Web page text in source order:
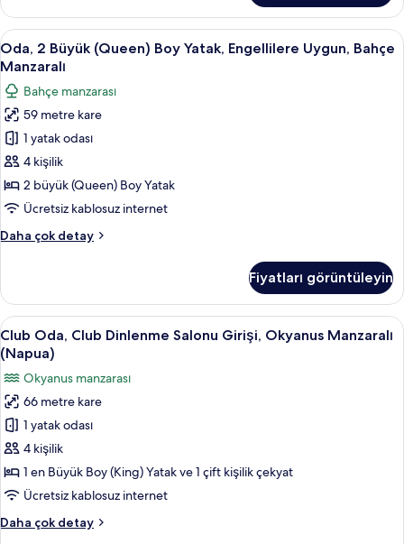
Okyanus
Manzaralı
(Wailea)
hakkında
fazla
detay
Oda,
2
Büyük
(Queen)
Boy
Yatak,
Engellilere
Uygun,
Bahçe
için
görün
Dijital TV kanalları bulunan 65 inç
3
Oda, 2 Büyük (Queen) Boy Yatak, Engellilere Uygun, Bahçe
Manzaralı
Bahçe manzarası
59 metre kare
1 yatak odası
4 kişilik
2 büyük (Queen) Boy Yatak
Ücretsiz kablosuz internet
Daha çok detay
Oda,
Boy
Yatak,
Engellilere
Uygun,
Bahçe
Manzaralı
hakkında
daha
fazla
detay
Fiyatları görüntüleyin
Club
Oda,
Club
Dinlenme
Salonu
Girişi,
Okyanus
Manzaralı
(Napua)
tüm
Dijital TV kanalları bulunan 65 inç
4
Club Oda, Club Dinlenme Salonu Girişi, Okyanus Manzaralı
(Napua)
Okyanus manzarası
66 metre kare
1 yatak odası
4 kişilik
1 en Büyük Boy (King) Yatak ve 1 çift kişilik çekyat
Ücretsiz kablosuz internet
Daha çok detay
Club